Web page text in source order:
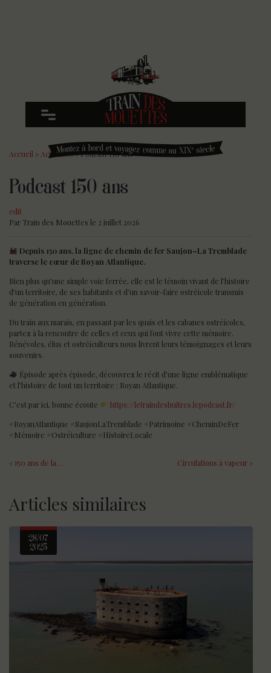
Accueil » Actualités»Podcast 150 ans
Podcast 150 ans
edit
Par Train des Mouettes le 2 juillet 2026
Depuis 150 ans, la ligne de chemin de fer Saujon–La Tremblade
traverse le cœur de Royan Atlantique.
Bien plus qu’une simple voie ferrée, elle est le témoin vivant de l’histoire
d’un territoire, de ses habitants et d’un savoir-faire ostréicole transmis
de génération en génération.
Du train aux marais, en passant par les quais et les cabanes ostréicoles,
partez à la rencontre de celles et ceux qui font vivre cette mémoire.
Bénévoles, élus et ostréiculteurs nous livrent leurs témoignages et leurs
souvenirs.
Épisode après épisode, découvrez le récit d’une ligne emblématique
et l’histoire de tout un territoire : Royan Atlantique.
C’est par ici, bonne écoute
https://letraindeshuitres.lepodcast.fr/
#RoyanAtlantique #SaujonLaTremblade #Patrimoine #CheminDeFer
#Mémoire #Ostréiculture #HistoireLocale
« 150 ans de la… Circulations à vapeur »
Articles similaires
28/07
2025